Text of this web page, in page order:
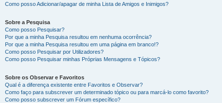
Como posso Adicionar/apagar de minha Lista de Amigos e Inimigos?
Sobre a Pesquisa
Como posso Pesquisar?
Por que a minha Pesquisa resultou em nenhuma ocorrência?
Por que a minha Pesquisa resultou em uma página em branco!?
Como posso Pesquisar por Utilizadores?
Como posso Pesquisar minhas Próprias Mensagens e Tópicos?
Sobre os Observar e Favoritos
Qual é a diferença existente entre Favoritos e Observar?
Como faço para subscrever um determinado tópico ou para marcá-lo como favorito?
Como posso subscrever um Fórum específico?